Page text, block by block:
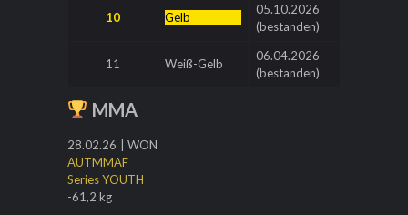
10 Gelb
05.10.2026
(bestanden)
11 Weiß-Gelb
06.04.2026
(bestanden)
MMA
28.02.26 | WON
AUTMMAF
Series YOUTH
-61,2 kg